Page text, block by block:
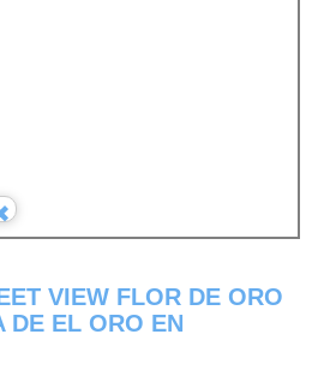
VIEW FLOR DE ORO
DE EL ORO EN